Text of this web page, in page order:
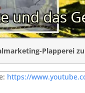
Plapperei
https://